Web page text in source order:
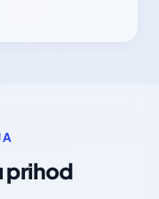
prihod